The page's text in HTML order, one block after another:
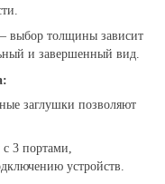
толщины зависит
и завершенный вид.
заглушки позволяют
3 портами,
устройств.